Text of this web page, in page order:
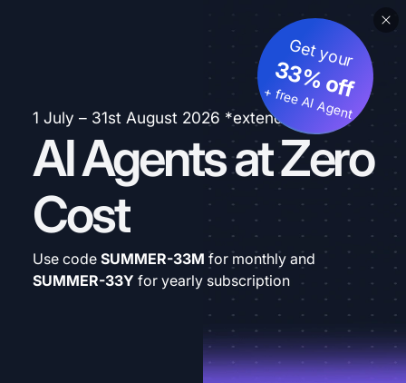
1 July – 31st August 2026 *extended
AI Agents at Zero
Cost
Get your
33% off
+ free AI Agent
Use code SUMMER-33M for monthly and
SUMMER-33Y for yearly subscription